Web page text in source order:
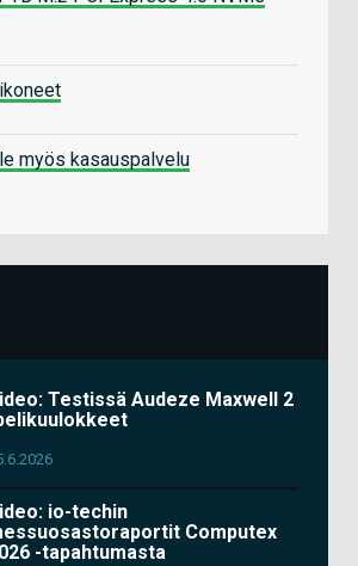
myös kasauspalvelu
Testissä Audeze Maxwell 2
io-techin
Computex
-tapahtumasta